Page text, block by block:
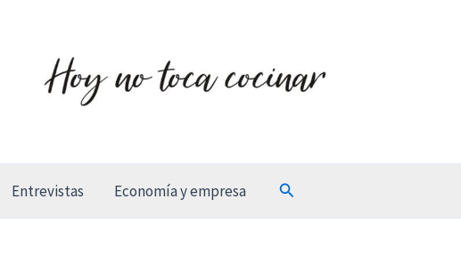
Entrevistas Economía y empresa Buscar